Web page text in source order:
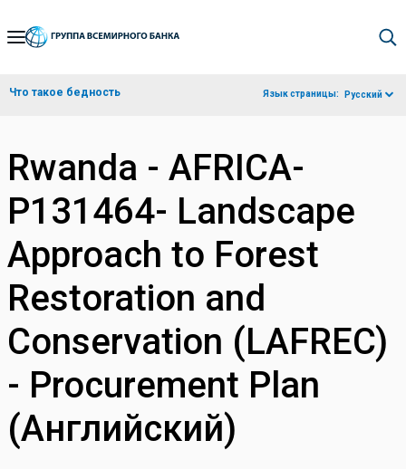
Skip
Navigation
Что такое бедность Язык страницы: Русский
Rwanda - AFRICA-
P131464- Landscape
Approach to Forest
Restoration and
Conservation (LAFREC)
- Procurement Plan
(Английский)